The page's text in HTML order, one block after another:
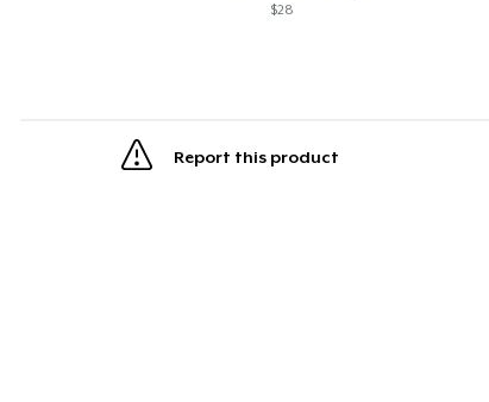
$28
Report this product